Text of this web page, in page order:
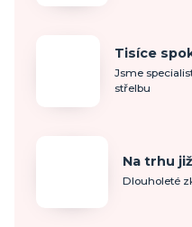
Tisíce
Jsme
střelbu
Na trhu
Dlouholeté